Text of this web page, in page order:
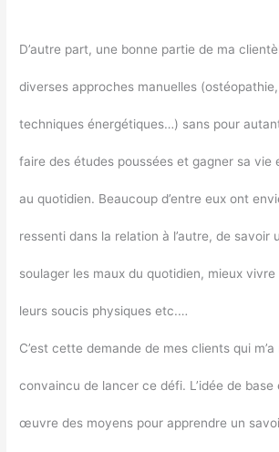
D’autre part, une bonne partie de ma
diverses approches manuelles
techniques énergétiques…) sans pour
faire des études poussées et gagner sa vie
au quotidien. Beaucoup d’entre eux ont
ressenti dans la relation à l’autre, de savoir
soulager les maux du quotidien, mieux
leurs soucis physiques etc.…
C’est cette demande de mes clients qui
convaincu de lancer ce défi. L’idée de
œuvre des moyens pour apprendre un